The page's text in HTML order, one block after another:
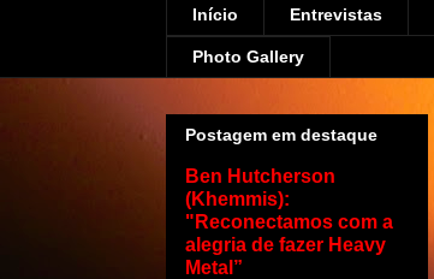
Início Entrevistas
Photo Gallery
Postagem em destaque
Ben Hutcherson
(Khemmis):
"Reconectamos com a
alegria de fazer Heavy
Metal”